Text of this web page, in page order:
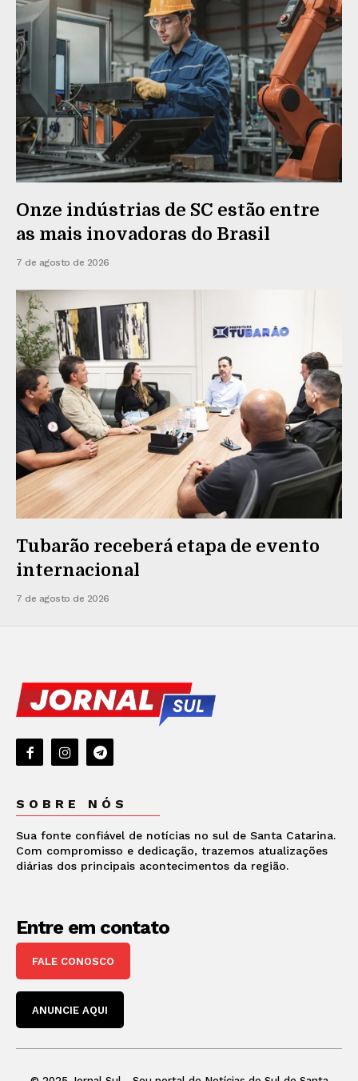
Onze indústrias de SC estão entre
as mais inovadoras do Brasil
7 de agosto de 2026
Tubarão receberá etapa de evento
internacional
7 de agosto de 2026
SOBRE NÓS
Sua fonte confiável de notícias no sul de Santa Catarina.
Com compromisso e dedicação, trazemos atualizações
diárias dos principais acontecimentos da região.
Entre em contato
FALE CONOSCO
ANUNCIE AQUI